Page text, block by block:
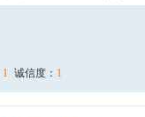
1 诚信度： 1